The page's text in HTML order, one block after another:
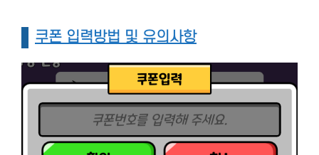
쿠폰 입력방법 및 유의사항